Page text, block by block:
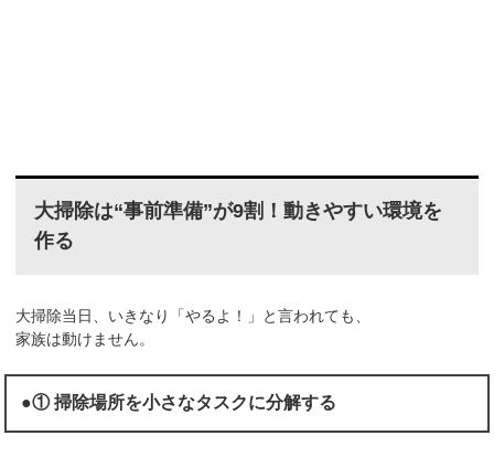
大掃除は“事前準備”が9割！動きやすい環境を
作る
大掃除当日、いきなり「やるよ！」と言われても、
家族は動けません。
●① 掃除場所を小さなタスクに分解する